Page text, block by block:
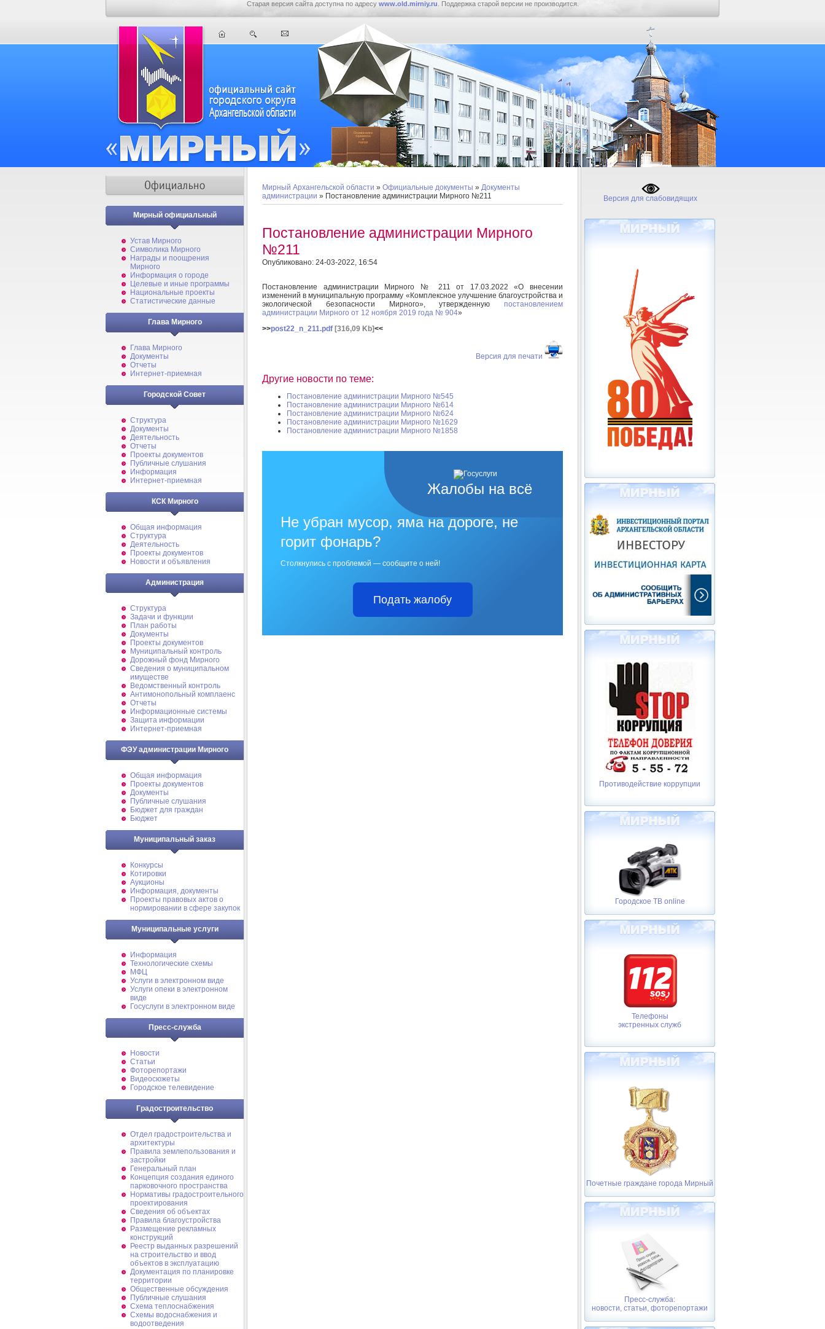
Старая версия сайта доступна по адресу www.old.mirniy.ru . Поддержка старой версии не производится.
Мирный официальный
Устав Мирного
Символика Мирного
Награды и поощрения
Мирного
Информация о городе
Целевые и иные программы
Национальные проекты
Статистические данные
Глава Мирного
Глава Мирного
Документы
Отчеты
Интернет-приемная
Городской Совет
Структура
Документы
Деятельность
Отчеты
Проекты документов
Публичные слушания
Информация
Интернет-приемная
КСК Мирного
Общая информация
Структура
Деятельность
Проекты документов
Новости и объявления
Администрация
Структура
Задачи и функции
План работы
Документы
Проекты документов
Муниципальный контроль
Дорожный фонд Мирного
Cведения о муниципальном
имуществе
Ведомственный контроль
Антимонопольный комплаенс
Отчеты
Информационные системы
Защита информации
Интернет-приемная
ФЭУ администрации Мирного
Общая информация
Проекты документов
Документы
Публичные слушания
Бюджет для граждан
Бюджет
Муниципальный заказ
Конкурсы
Котировки
Аукционы
Информация, документы
Проекты правовых актов о
нормировании в сфере закупок
Муниципальные услуги
Информация
Технологические схемы
МФЦ
Услуги в электронном виде
Услуги опеки в электронном
виде
Госуслуги в электронном виде
Пресс-служба
Новости
Статьи
Фоторепортажи
Видеосюжеты
Городское телевидение
Градостроительство
Отдел градостроительства и
архитектуры
Правила землепользования и
застройки
Генеральный план
Концепция создания единого
парковочного пространства
Нормативы градостроительного
проектирования
Сведения об объектах
Правила благоустройства
Размещение рекламных
конструкций
Реестр выданных разрешений
на строительство и ввод
объектов в эксплуатацию
Документация по планировке
территории
Общественные обсуждения
Публичные слушания
Схема теплоснабжения
Схемы водоснабжения и
водоотведения
Мирный Архангельской области » Официальные документы » Документы
администрации » Постановление администрации Мирного №211
Постановление администрации Мирного
№211
Опубликовано: 24-03-2022, 16:54
Постановление администрации Мирного № 211 от 17.03.2022 «О внесении
изменений в муниципальную программу «Комплексное улучшение благоустройства и
экологической безопасности Мирного», утвержденную постановлением
администрации Мирного от 12 ноября 2019 года № 904»
>>post22_n_211.pdf [316,09 Kb]<<
Версия для печати
Другие новости по теме:
Постановление администрации Мирного №545
Постановление администрации Мирного №614
Постановление администрации Мирного №624
Постановление администрации Мирного №1629
Постановление администрации Мирного №1858
Жалобы на всё
Не убран мусор, яма на дороге, не
горит фонарь?
Столкнулись с проблемой — сообщите о ней!
Подать жалобу
Версия для слабовидящих
Противодействие коррупции
Городское ТВ online
Телефоны
экстренных служб
Почетные граждане города Мирный
Пресс-служба:
новости, статьи, фоторепортажи